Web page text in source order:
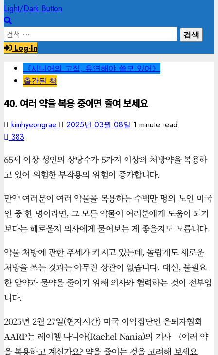
Light/Dark Button
검
색:Log-In
《시니어의 고집, 유연해야 쓸모 있어》
출간된 책
40. 여러 약을 복용 중이면 줄여 보세요
kimhyeongrae 2025년 03월 08일 1 minute read
383
65세 이상 성인의 상당수가 5가지 이상의 처방약을 복용하
고 있어 위험한 부작용의 위험이 증가합니다.
만약 여러분이 여러 약물을 복용하는 수백만 명의 노인 미국
인 중 한 명이라면, 그 모든 약물이 여러분에게 도움이 되기
보다는 해로울지 의사에게 물어보는 게 좋을지도 모릅니다.
약물 처방에 관한 추세가 커지고 있는데, 놀랍게도 새로운
처방을 쓰는 것과는 아무런 상관이 없습니다. 대신, 불필요
한 알약과 물약을 줄이기 위해 의사와 협력하는 것이 전부입
니다.
2025년 2월 27일(현지시간) 미국 이익집단인 은퇴자협회
AARP는 레이첼 나니아(Rachel Nania)의 기사 〈여러 약
을 복용하고 계신가요? 약을 줄이는 것을 고려해 보세요